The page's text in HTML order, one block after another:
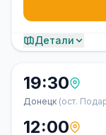
Детали
19:30
Донецк (ост.
12:00